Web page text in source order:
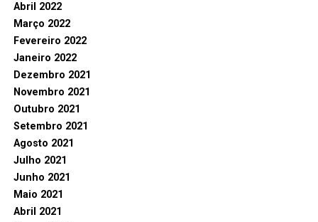
Abril 2022
Março 2022
Fevereiro 2022
Janeiro 2022
Dezembro 2021
Novembro 2021
Outubro 2021
Setembro 2021
Agosto 2021
Julho 2021
Junho 2021
Maio 2021
Abril 2021